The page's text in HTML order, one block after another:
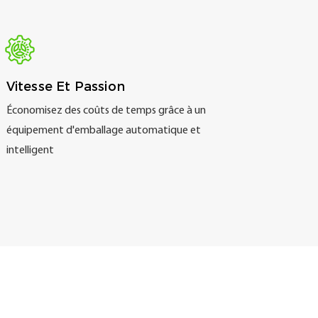
Vitesse Et Passion
Économisez des coûts de temps grâce à un
équipement d'emballage automatique et
intelligent